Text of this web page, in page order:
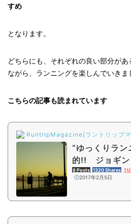
すめ
となります。
どちらにも、それぞれの良い部分が
ながら、ランニングを楽しんでいきま
こちらの記事も読まれています
RuntripMagazine[ラントリップ
“ゆっくりラン
的!! ジョギン
響とは
8 Posts 1320 Shares 1
2017年2月5日